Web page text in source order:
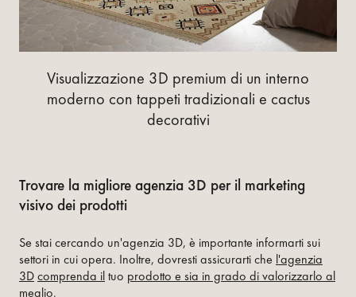
Visualizzazione 3D premium di un interno
moderno con tappeti tradizionali e cactus
decorativi
Trovare la migliore agenzia 3D per il marketing
visivo dei prodotti
Se stai cercando un'agenzia 3D, è importante informarti sui
settori in cui opera. Inoltre, dovresti assicurarti che l'agenzia
3Dcomprenda iltuo prodotto e sia in grado di valorizzarlo al
meglio.